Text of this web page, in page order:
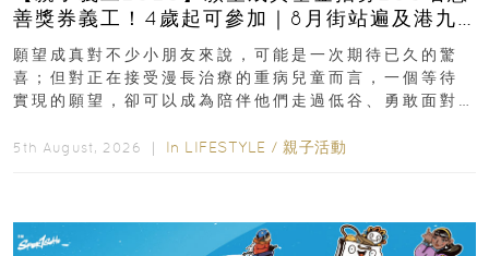
善獎券義工！4歲起可參加｜8月街站遍及港九
新界
願望成真對不少小朋友來說，可能是一次期待已久的驚
喜；但對正在接受漫長治療的重病兒童而言，一個等待
實現的願望，卻可以成為陪伴他們走過低谷、勇敢面對
5th August, 2026 ｜ In LIFESTYLE / 親子活動